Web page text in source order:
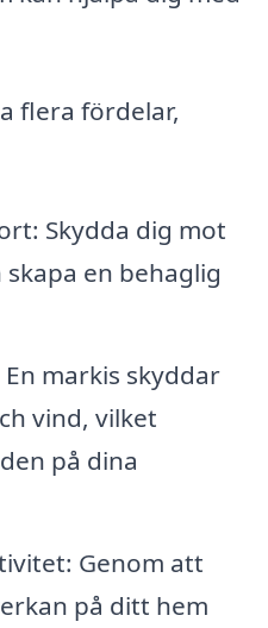
flera fördelar,
Skydda dig mot
en behaglig
markis skyddar
vind, vilket
på dina
Genom att
på ditt hem